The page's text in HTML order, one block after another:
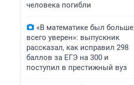
человека погибли
«В математике был больше
всего уверен»: выпускник
рассказал, как исправил 298
баллов за ЕГЭ на 300 и
поступил в престижный вуз